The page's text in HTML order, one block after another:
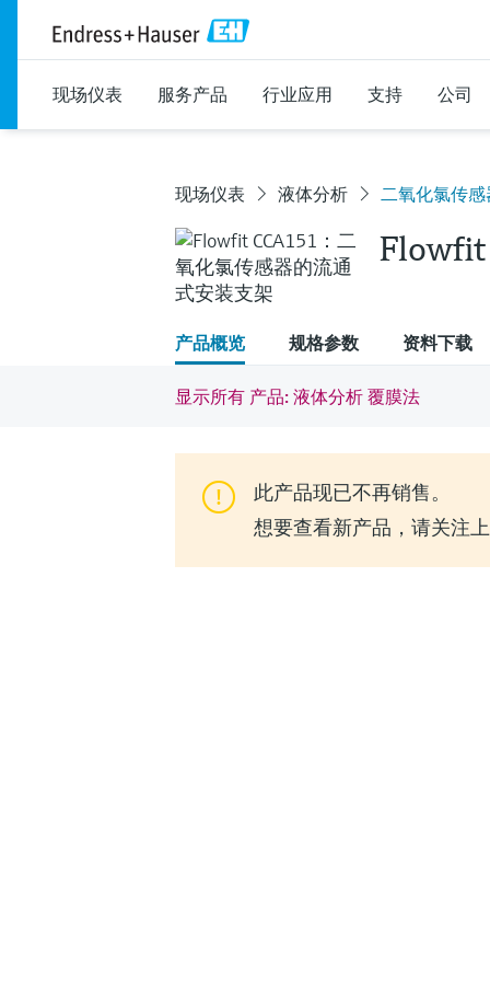
现场仪表 服务产品 行业应用 支持 公司
现场仪表 液体分析 二氧化氯传感
Flowfit
产品概览 规格参数 资料下载
显示所有 产品: 液体分析 覆膜法
此产品现已不再销售。
想要查看新产品，请关注